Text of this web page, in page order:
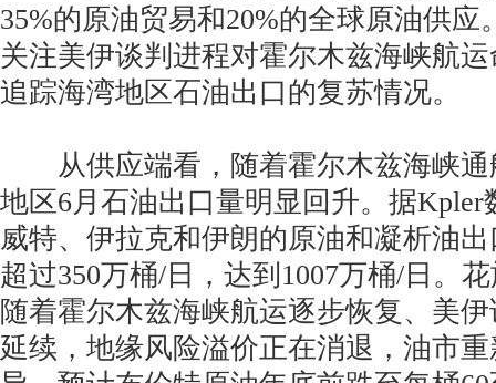
35%的原油贸易和20%的全球原油供应
关注美伊谈判进程对霍尔木兹海峡航
追踪海湾地区石油出口的复苏情况。
从供应端看，随着霍尔木兹海峡通
地区6月石油出口量明显回升。据Kpler
威特、伊拉克和伊朗的原油和凝析油
超过350万桶/日，达到1007万桶/日。
随着霍尔木兹海峡航运逐步恢复、美
延续，地缘风险溢价正在消退，油市